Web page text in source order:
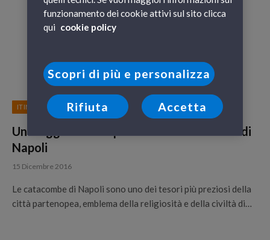
ITINERARI
Un viaggio alla scoperta delle Catacombe di
Napoli
15 Dicembre 2016
Le catacombe di Napoli sono uno dei tesori più preziosi della
città partenopea, emblema della religiosità e della civiltà di…
funzionamento dei cookie attivi sul sito clicca
qui cookie policy
Scopri di più e personalizza
Rifiuta Accetta